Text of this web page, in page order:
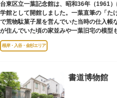
台東区立一葉記念館は、昭和36年（1961
学館として開館しました。一葉直筆の「た
で荒物駄菓子屋を営んでいた当時の仕入帳
が住んでいた頃の家並みや一葉旧宅の模型
根岸・入谷・金杉エリア
書道博物館